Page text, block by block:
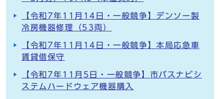
【令和7年11月14日・一般競争】デンソー製
冷房機器修理（53両）
【令和7年11月14日・一般競争】本局応急車
賃貸借保守
【令和7年11月5日・一般競争】市バスナビシ
ステムハードウェア機器購入